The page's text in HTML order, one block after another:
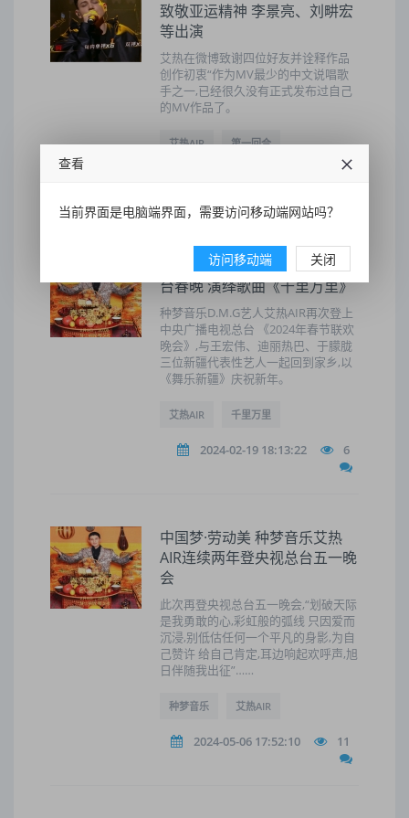
致敬亚运精神 李景亮、刘畊宏
等出演
艾热在微博致谢四位好友并诠释作品
创作初衷“作为MV最少的中文说唱歌
手之一,已经很久没有正式发布过自己
的MV作品了。
艾热AIR 第一回合
2024春节艾热AIR再登央视总
台春晚 演绎歌曲《千里万里》
种梦音乐D.M.G艺人艾热AIR再次登上
中央广播电视总台 《2024年春节联欢
晚会》,与王宏伟、迪丽热巴、于朦胧
三位新疆代表性艺人一起回到家乡,以
《舞乐新疆》庆祝新年。
艾热AIR 千里万里
2024-02-19 18:13:22 6
中国梦·劳动美 种梦音乐艾热
AIR连续两年登央视总台五一晚
会
此次再登央视总台五一晚会,“划破天际
是我勇敢的心,彩虹般的弧线 只因爱而
沉浸,别低估任何一个平凡的身影,为自
己赞许 给自己肯定,耳边响起欢呼声,旭
日伴随我出征”……
种梦音乐 艾热AIR
2024-05-06 17:52:10 11
查看
当前界面是电脑端界面，需要访问移动端网站吗？
访问移动端 关闭